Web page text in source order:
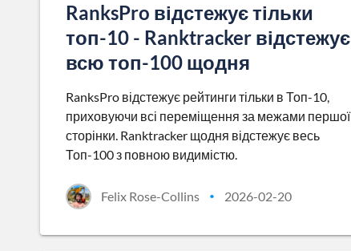
RanksPro відстежує тільки
топ-10 - Ranktracker відстежує
всю топ-100 щодня
RanksPro відстежує рейтинги тільки в Топ-10,
приховуючи всі переміщення за межами першої
сторінки. Ranktracker щодня відстежує весь
Топ-100 з повною видимістю.
Felix Rose-Collins • 2026-02-20